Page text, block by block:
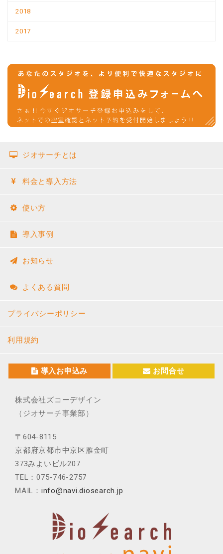
2018
2017
ジオサーチとは
料金と導入方法
使い方
導入事例
お知らせ
よくある質問
プライバシーポリシー
利用規約
導入お申込み お問合せ
株式会社ズコーデザイン
（ジオサーチ事業部）
〒604-8115
京都府京都市中京区雁金町
373みよいビル207
TEL：075-746-2757
MAIL： info@navi.diosearch.jp